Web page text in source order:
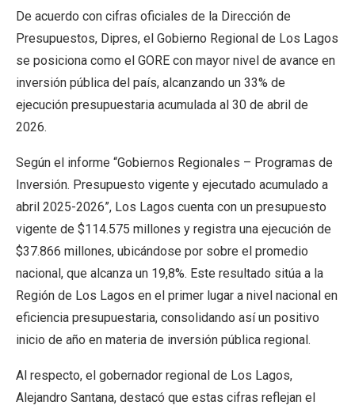
De acuerdo con cifras oficiales de la Dirección de
Presupuestos, Dipres, el Gobierno Regional de Los Lagos
se posiciona como el GORE con mayor nivel de avance en
inversión pública del país, alcanzando un 33% de
ejecución presupuestaria acumulada al 30 de abril de
2026.
Según el informe “Gobiernos Regionales – Programas de
Inversión. Presupuesto vigente y ejecutado acumulado a
abril 2025-2026”, Los Lagos cuenta con un presupuesto
vigente de $114.575 millones y registra una ejecución de
$37.866 millones, ubicándose por sobre el promedio
nacional, que alcanza un 19,8%. Este resultado sitúa a la
Región de Los Lagos en el primer lugar a nivel nacional en
eficiencia presupuestaria, consolidando así un positivo
inicio de año en materia de inversión pública regional.
Al respecto, el gobernador regional de Los Lagos,
Alejandro Santana, destacó que estas cifras reflejan el